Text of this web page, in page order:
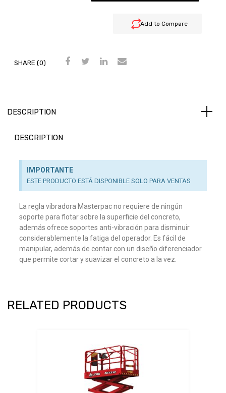
Add to Compare
SHARE (0)
DESCRIPTION
DESCRIPTION
IMPORTANTE
ESTE PRODUCTO ESTÁ DISPONIBLE SOLO PARA VENTAS
La regla vibradora Masterpac no requiere de ningún
soporte para flotar sobre la superficie del concreto,
además ofrece soportes anti-vibración para disminuir
considerablemente la fatiga del operador. Es fácil de
manipular, además de contar con un diseño diferenciador
que permite cortar y suavizar el concreto a la vez.
RELATED PRODUCTS